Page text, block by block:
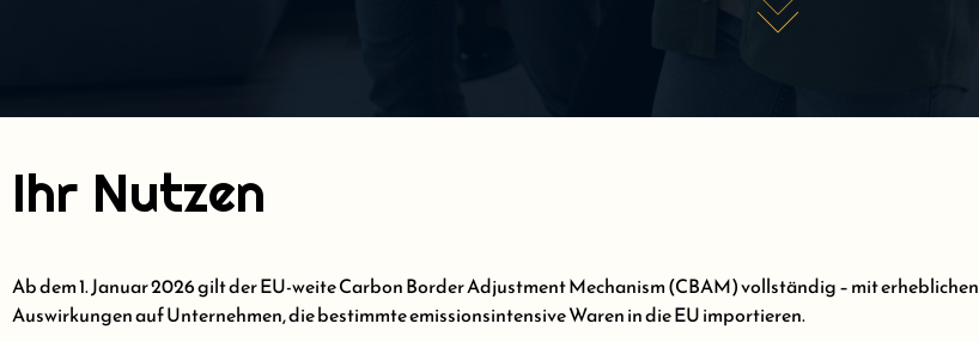
Ihr Nutzen
Ab dem 1. Januar 2026 gilt der EU-weite Carbon Border Adjustment Mechanism (CBAM) vollständig – mit erheblichen
Auswirkungen auf Unternehmen, die bestimmte emissionsintensive Waren in die EU importieren.